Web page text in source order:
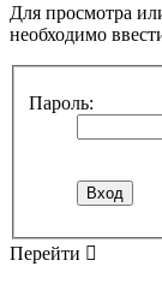
Для просмотра
необходимо
Пароль:
Перейти